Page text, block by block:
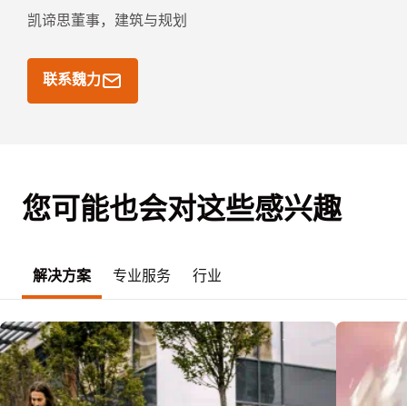
凯谛思董事，建筑与规划
联系魏力
您可能也会对这些感兴趣
解决方案 专业服务 行业